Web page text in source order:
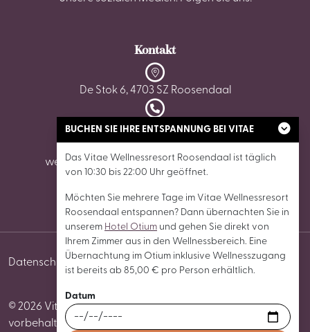
Kontakt
De Stok 6, 4703 SZ Roosendaal
0165 - 87 02 62
wellnessroosendaal@vitaewellnessresorts.nl
© 2026 Vitae Wellnessresort Roosendaal Alle Rechte
vorbehalten
Datenschutz
Allgemeine
Cookie-
BUCHEN SIE IHRE ENTSPANNUNG BEI VITAE
Das Vitae Wellnessresort Roosendaal ist täglich
von 10:30 bis 22:00 Uhr geöffnet.
Möchten Sie mehrere Tage im Vitae Wellnessresort
Roosendaal entspannen? Dann übernachten Sie in
unserem Hotel Otium und gehen Sie direkt von
Ihrem Zimmer aus in den Wellnessbereich. Eine
Übernachtung im Otium inklusive Wellnesszugang
ist bereits ab 85,00 € pro Person erhältlich.
Datum